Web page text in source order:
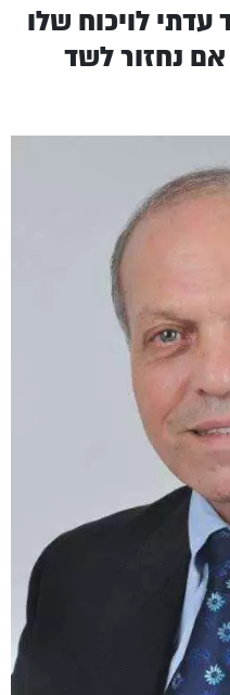
עדתי לויכוח שלו
אם נחזור לשד